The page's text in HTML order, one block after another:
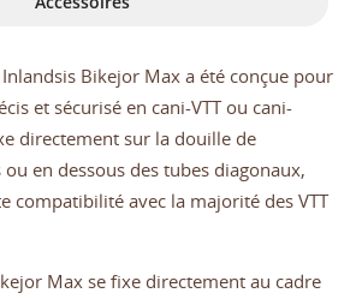
Bikejor Max a été conçue pour
et sécurisé en cani-VTT ou cani-
directement sur la douille de
en dessous des tubes diagonaux,
compatibilité avec la majorité des VTT
Max se fixe directement au cadre